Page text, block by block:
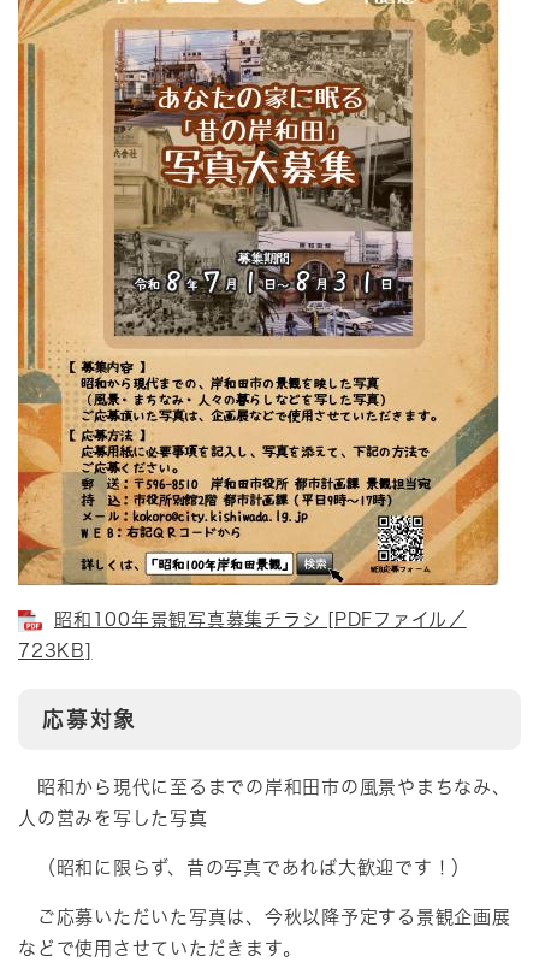
昭和100年景観写真募集チラシ [PDFファイル／
723KB]
応募対象
昭和から現代に至るまでの岸和田市の風景やまちなみ、
人の営みを写した写真
（昭和に限らず、昔の写真であれば大歓迎です！）
ご応募いただいた写真は、今秋以降予定する景観企画展
などで使用させていただきます。